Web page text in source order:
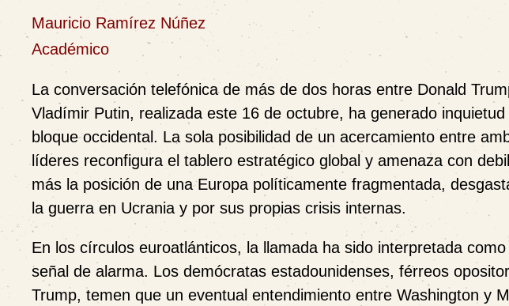
Mauricio Ramírez Núñez
Académico
La conversación telefónica de más de dos horas entre Donald
Vladímir Putin, realizada este 16 de octubre, ha generado inquietud
bloque occidental. La sola posibilidad de un acercamiento entre
líderes reconfigura el tablero estratégico global y amenaza con
más la posición de una Europa políticamente fragmentada,
la guerra en Ucrania y por sus propias crisis internas.
En los círculos euroatlánticos, la llamada ha sido interpretada
señal de alarma. Los demócratas estadounidenses, férreos
Trump, temen que un eventual entendimiento entre Washington y